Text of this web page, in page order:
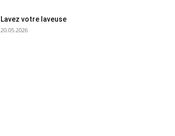
Lavez votre laveuse
20.05.2026